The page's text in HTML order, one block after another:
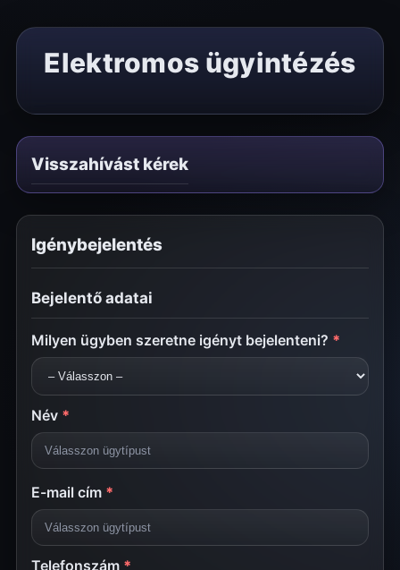
Elektromos ügyintézés
Visszahívást kérek
Igénybejelentés
Bejelentő adatai
Milyen ügyben szeretne igényt bejelenteni? *
Név *
E-mail cím *
Telefonszám *